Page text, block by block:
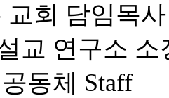
교회 담임목사
교 연구소 소
동체 Staff